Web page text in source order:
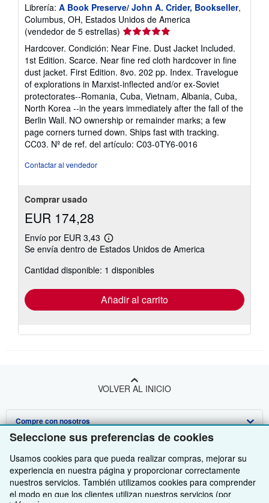
Seleccione sus preferencias de cookies
Usamos cookies para que pueda realizar compras, mejorar su
experiencia en nuestra página y proporcionar correctamente
nuestros servicios. También utilizamos cookies para comprender
el modo en que los clientes utilizan nuestros servicios (por
Librería: A Book Preserve/ John A. Crider, Bookseller,
Columbus, OH, Estados Unidos de America
(vendedor de 5 estrellas) Calificación
del
vendedor:
5
de
5
estrellas
Hardcover. Condición: Near Fine. Dust Jacket Included.
1st Edition. Scarce. Near fine red cloth hardcover in fine
dust jacket. First Edition. 8vo. 202 pp. Index. Travelogue
of explorations in Marxist-inflected and/or ex-Soviet
protectorates--Romania, Cuba, Vietnam, Albania, Cuba,
North Korea --in the years immediately after the fall of the
Berlin Wall. NO ownership or remainder marks; a few
page corners turned down. Ships fast with tracking.
CC03. Nº de ref. del artículo: C03-0TY6-0016
Contactar al vendedor
Comprar usado
EUR 174,28
Envío por EUR 3,43
Más
información
las
tarifas
envío
Se envía dentro de Estados Unidos de America
Cantidad disponible: 1 disponibles
Añadir al carrito
VOLVER AL INICIO
Compre con nosotros
Búsqueda avanzada
Colecciones
Mi cuenta
Venda con nosotros
Comenzar a vender
Únase a nuestro programa de afiliados
Sobre nosotros
Sobre IberLibro
Obtener Ayuda